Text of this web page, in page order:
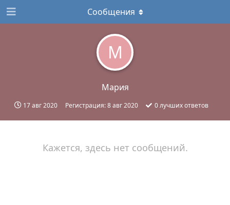
М
Мария
17 авг 2020 Регистрация:8 авг 2020 0лучших ответов
Сообщения
Кажется, здесь нет сообщений.